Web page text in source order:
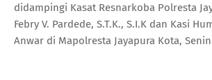
didampingi Kasat Resnarkoba Polresta
Febry V. Pardede, S.T.K., S.I.K dan Kasi
Anwar di Mapolresta Jayapura Kota,